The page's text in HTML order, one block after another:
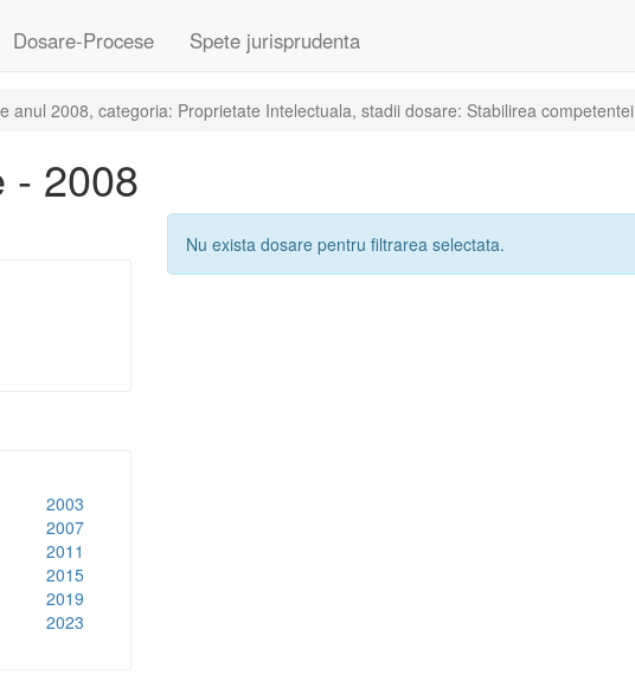
Dosare-Procese Spete jurisprudenta
anul 2008, categoria: Proprietate Intelectuala, stadii dosare: Stabilirea competentei
- 2008
2003
2007
2011
2015
2019
2023
Nu exista dosare pentru filtrarea selectata.